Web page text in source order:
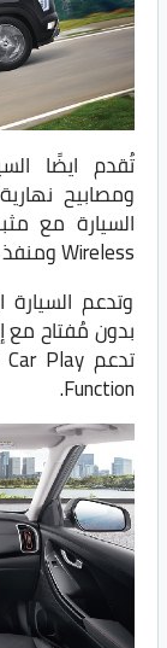
السيارة مع
Wireless ومنفذ USB.
وتدعم
Function.